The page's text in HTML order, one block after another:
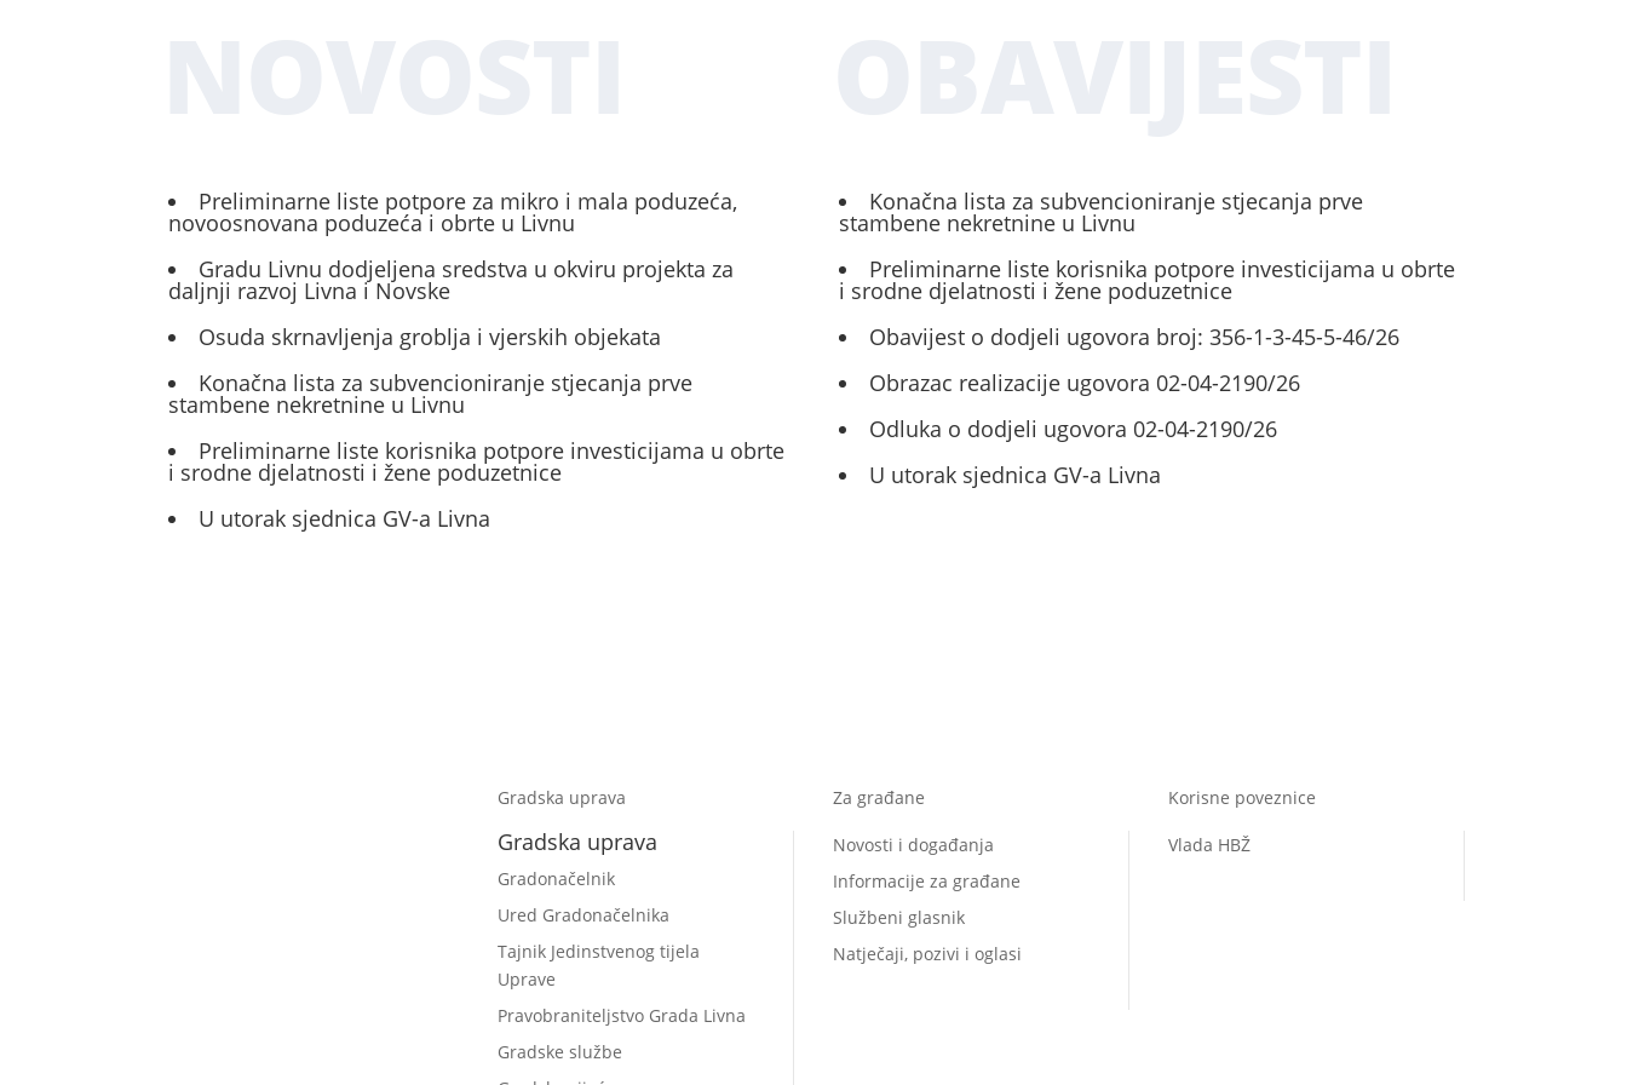
Preliminarne liste potpore za mikro i mala poduzeća,
novoosnovana poduzeća i obrte u Livnu
Gradu Livnu dodjeljena sredstva u okviru projekta za
daljnji razvoj Livna i Novske
Osuda skrnavljenja groblja i vjerskih objekata
Konačna lista za subvencioniranje stjecanja prve
stambene nekretnine u Livnu
Preliminarne liste korisnika potpore investicijama u obrte
i srodne djelatnosti i žene poduzetnice
U utorak sjednica GV-a Livna
Konačna lista za subvencioniranje stjecanja prve
stambene nekretnine u Livnu
Preliminarne liste korisnika potpore investicijama u obrte
i srodne djelatnosti i žene poduzetnice
Obavijest o dodjeli ugovora broj: 356-1-3-45-5-46/26
Obrazac realizacije ugovora 02-04-2190/26
Odluka o dodjeli ugovora 02-04-2190/26
U utorak sjednica GV-a Livna
Gradska uprava
Gradska uprava
Gradonačelnik
Ured Gradonačelnika
Tajnik Jedinstvenog tijela
Uprave
Pravobraniteljstvo Grada Livna
Gradske službe
Za građane
Novosti i događanja
Informacije za građane
Službeni glasnik
Natječaji, pozivi i oglasi
Korisne poveznice
Vlada HBŽ